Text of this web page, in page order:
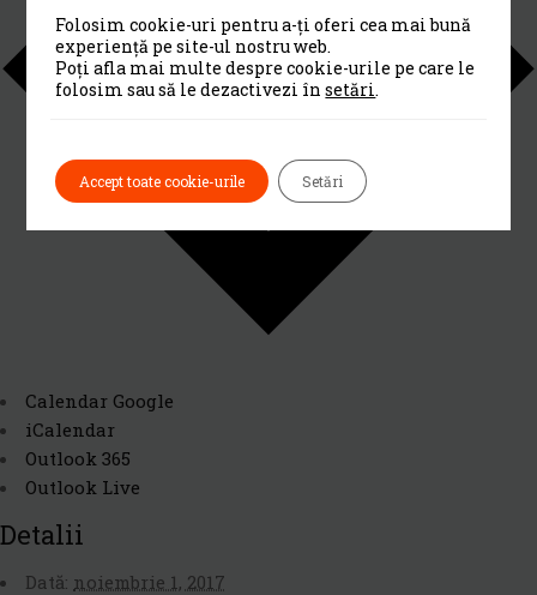
Calendar Google
iCalendar
Outlook 365
Outlook Live
Detalii
Dată: noiembrie 1, 2017
Folosim cookie-uri pentru a-ți oferi cea mai bună
experiență pe site-ul nostru web.
Poți afla mai multe despre cookie-urile pe care le
folosim sau să le dezactivezi însetări.
Accept toate cookie-urile Setări